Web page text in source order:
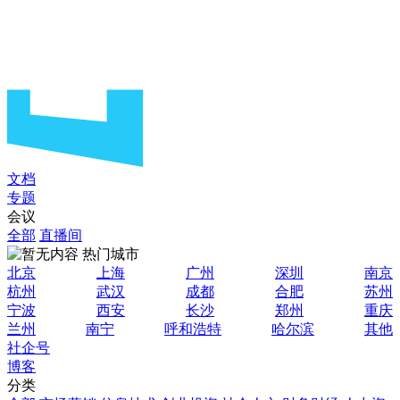
文档
专题
会议
全部 直播间
热门城市
北京
上海 广州 深圳
南京
杭州
武汉 成都 合肥
苏州
宁波
西安 长沙 郑州
重庆
兰州
南宁 呼和浩特 哈尔滨
其他
社企号
博客
分类